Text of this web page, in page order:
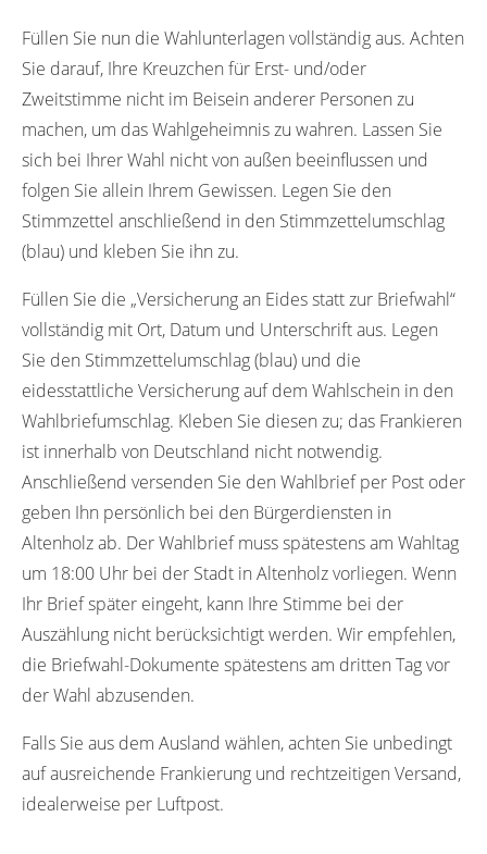
Füllen Sie nun die Wahlunterlagen vollständig aus. Achten
Sie darauf, Ihre Kreuzchen für Erst- und/oder
Zweitstimme nicht im Beisein anderer Personen zu
machen, um das Wahlgeheimnis zu wahren. Lassen Sie
sich bei Ihrer Wahl nicht von außen beeinflussen und
folgen Sie allein Ihrem Gewissen. Legen Sie den
Stimmzettel anschließend in den Stimmzettelumschlag
(blau) und kleben Sie ihn zu.
Füllen Sie die „Versicherung an Eides statt zur Briefwahl“
vollständig mit Ort, Datum und Unterschrift aus. Legen
Sie den Stimmzettelumschlag (blau) und die
eidesstattliche Versicherung auf dem Wahlschein in den
Wahlbriefumschlag. Kleben Sie diesen zu; das Frankieren
ist innerhalb von Deutschland nicht notwendig.
Anschließend versenden Sie den Wahlbrief per Post oder
geben Ihn persönlich bei den Bürgerdiensten in
Altenholz ab. Der Wahlbrief muss spätestens am Wahltag
um 18:00 Uhr bei der Stadt in Altenholz vorliegen. Wenn
Ihr Brief später eingeht, kann Ihre Stimme bei der
Auszählung nicht berücksichtigt werden. Wir empfehlen,
die Briefwahl-Dokumente spätestens am dritten Tag vor
der Wahl abzusenden.
Falls Sie aus dem Ausland wählen, achten Sie unbedingt
auf ausreichende Frankierung und rechtzeitigen Versand,
idealerweise per Luftpost.